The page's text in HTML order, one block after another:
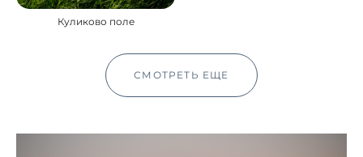
Куликово поле
СМОТРЕТЬ ЕЩЕ